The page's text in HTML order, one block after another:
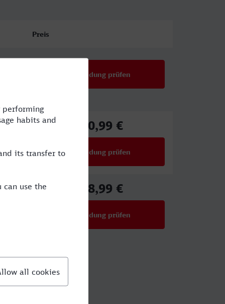
Preis
Verbindung prüfen
90,99 €
Verbindung prüfen
58,99 €
Verbindung prüfen